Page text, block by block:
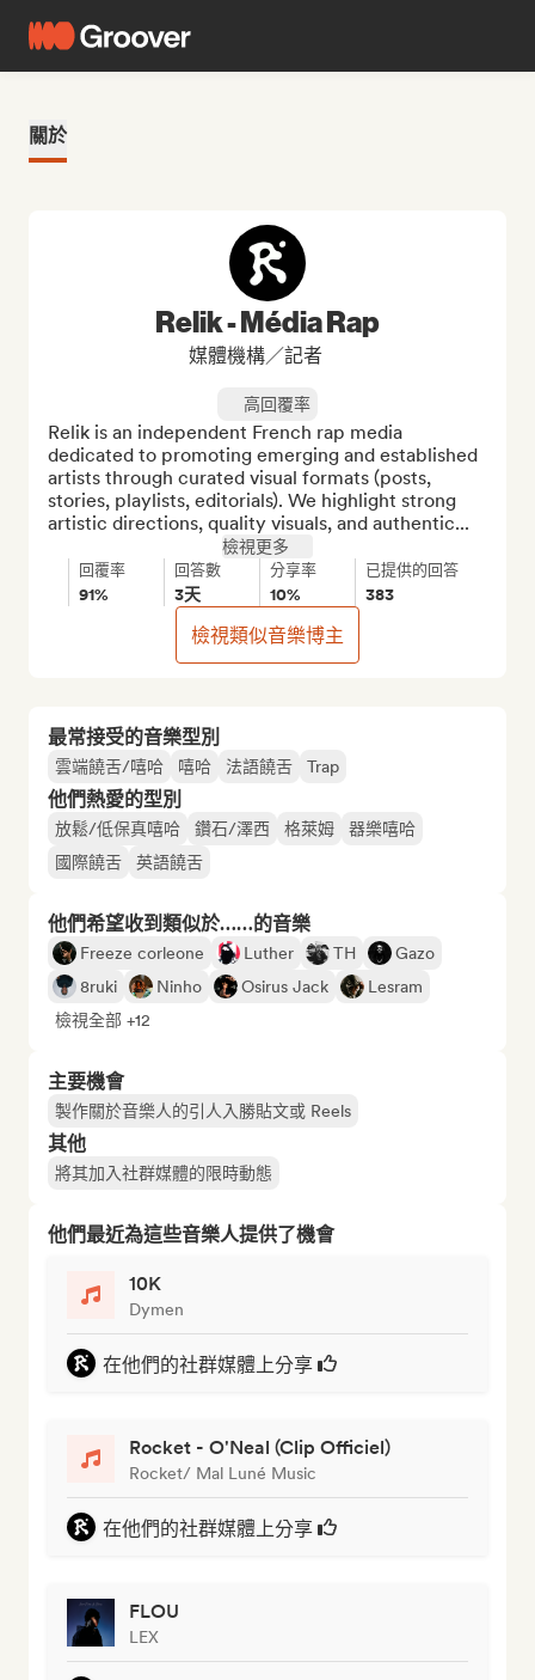
關於
最常接受的音樂型別
雲端饒舌/嘻哈 嘻哈 法語饒舌 Trap
他們熱愛的型別
放鬆/低保真嘻哈 鑽石/澤西 格萊姆
器樂嘻哈
國際饒舌
英語饒舌
他們希望收到類似於……的音樂
Freeze corleone Luther TH
Gazo
8ruki
Ninho Osirus Jack
Lesram
檢視全部 +12
主要機會
製作關於音樂人的引人入勝貼文或 Reels
其他
將其加入社群媒體的限時動態
他們最近為這些音樂人提供了機會
10K
Dymen
在他們的社群媒體上分享
Rocket - O'Neal (Clip Officiel)
Rocket/ Mal Luné Music
在他們的社群媒體上分享
FLOU
LEX
Relik - Média Rap
媒體機構／記者
高回覆率
Relik is an independent French rap media
dedicated to promoting emerging and established
artists through curated visual formats (posts,
stories, playlists, editorials). We highlight strong
artistic directions, quality visuals, and authentic...
檢視更多
回覆率
91%
回答數
3天
分享率
10%
已提供的回答
383
檢視類似音樂博主